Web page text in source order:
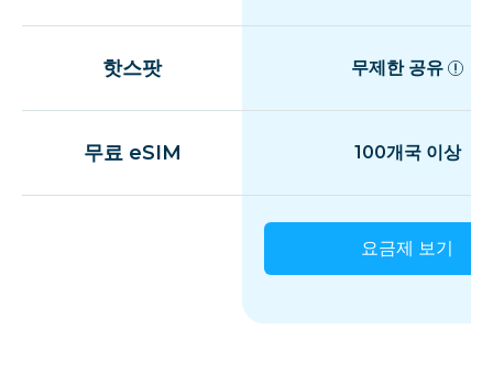
핫스팟 무제한 공유
무료 eSIM 100개국 이상
요금제 보기